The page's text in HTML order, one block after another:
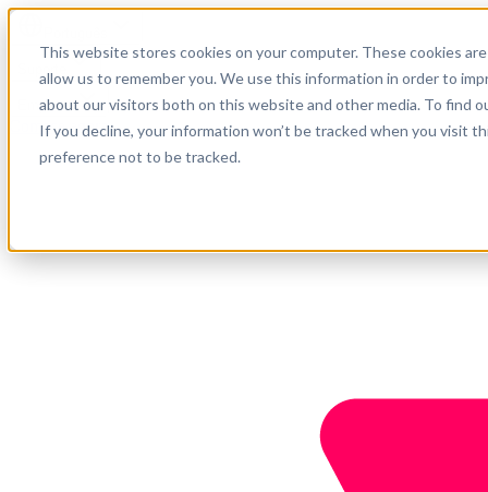
This website stores cookies on your computer. These cookies
allow us to remember you. We use this information in order to
about our visitors both on this website and other media. To find
If you decline, your information won’t be tracked when you visit
preference not to be tracked.
Suporte
Empresa
Comece agora